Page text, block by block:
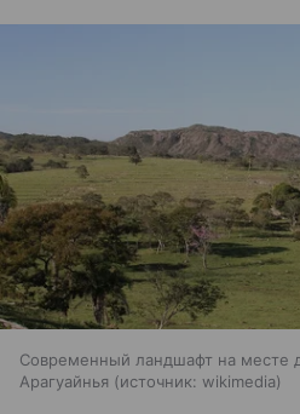
Современный ландшафт на месте
Арагуайнья
источник: wikimedia